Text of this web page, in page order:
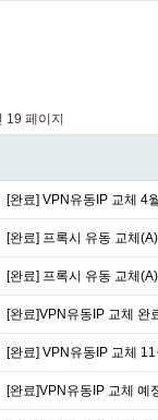
19 페이지
[완료] VPN유동IP 교체 4
[완료] 프록시 유동 교체
[완료] 프록시 유동 교체
[완료]VPN유동IP 교체
[완료] VPN유동IP 교체
[완료]VPN유동IP 교체 예